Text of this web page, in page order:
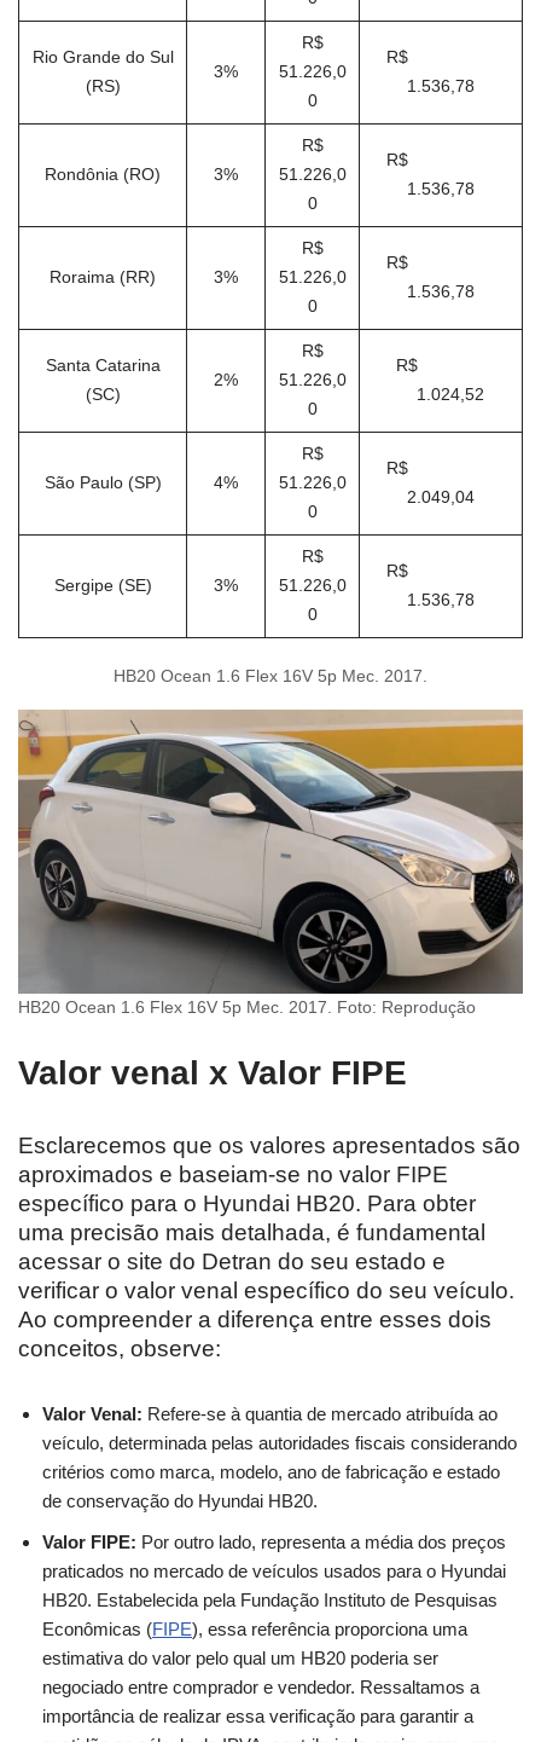
Rio Grande do Sul
(RS)
3%
R$
51.226,0
0
R$
1.536,78
Rondônia (RO) 3%
R$
51.226,0
0
R$
1.536,78
Roraima (RR) 3%
R$
51.226,0
0
R$
1.536,78
Santa Catarina
(SC)
2%
R$
51.226,0
0
R$
1.024,52
São Paulo (SP) 4%
R$
51.226,0
0
R$
2.049,04
Sergipe (SE) 3%
R$
51.226,0
0
R$
1.536,78
HB20 Ocean 1.6 Flex 16V 5p Mec. 2017.
HB20 Ocean 1.6 Flex 16V 5p Mec. 2017. Foto: Reprodução
Valor venal x Valor FIPE
Esclarecemos que os valores apresentados são
aproximados e baseiam-se no valor FIPE
específico para o Hyundai HB20. Para obter
uma precisão mais detalhada, é fundamental
acessar o site do Detran do seu estado e
verificar o valor venal específico do seu veículo.
Ao compreender a diferença entre esses dois
conceitos, observe:
Valor Venal: Refere-se à quantia de mercado atribuída ao
veículo, determinada pelas autoridades fiscais considerando
critérios como marca, modelo, ano de fabricação e estado
de conservação do Hyundai HB20.
Valor FIPE: Por outro lado, representa a média dos preços
praticados no mercado de veículos usados para o Hyundai
HB20. Estabelecida pela Fundação Instituto de Pesquisas
Econômicas (FIPE), essa referência proporciona uma
estimativa do valor pelo qual um HB20 poderia ser
negociado entre comprador e vendedor. Ressaltamos a
importância de realizar essa verificação para garantir a